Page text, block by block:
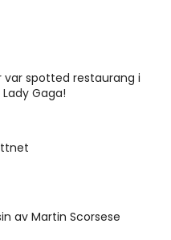
var spotted restaurang i
Gaga!
av Martin Scorsese